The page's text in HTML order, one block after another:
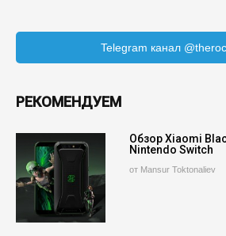
Telegram канал
РЕКОМЕНДУЕМ
Обзор Xiaomi
Nintendo Switch
от Mansur Toktonaliev